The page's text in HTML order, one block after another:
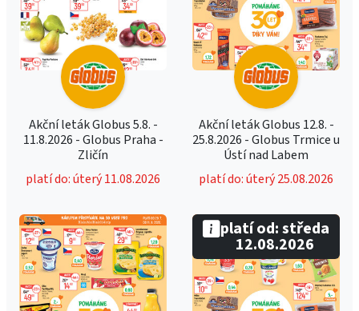
Akční leták Globus 5.8. -
11.8.2026 - Globus Praha -
Zličín
platí do: úterý 11.08.2026
Akční leták Globus 12.8. -
25.8.2026 - Globus Trmice u
Ústí nad Labem
platí do: úterý 25.08.2026
platí od: středa
12.08.2026